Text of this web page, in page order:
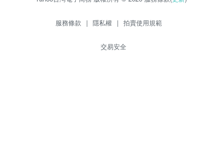
服務條款 | 隱私權 | 拍賣使用規範
交易安全